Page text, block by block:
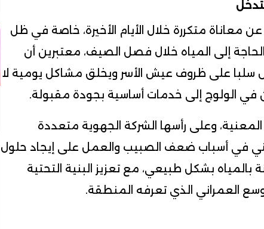
معاناة متكررة خلال الأيام الأخيرة، خاصة في ظل
الحاجة إلى المياه خلال فصل الصيف، معتبرين أن
سلبا على ظروف عيش الأسر ويخلق مشاكل يومية لا
في الولوج إلى خدمات أساسية بجودة مقبولة.
وعلى رأسها الشركة الجهوية متعددة
في أسباب ضعف الصبيب والعمل على إيجاد حلول
بالمياه بشكل طبيعي، مع تعزيز البنية التحتية
العمراني الذي تعرفه المنطقة.